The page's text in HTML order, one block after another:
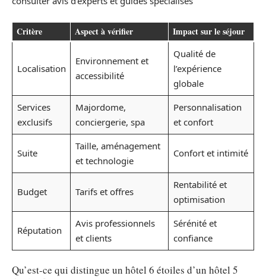
Critère Aspect à vérifier Impact sur le séjour
Localisation
Environnement et
accessibilité
Qualité de
l’expérience
globale
Services
exclusifs
Majordome,
conciergerie, spa
Personnalisation
et confort
Suite
Taille, aménagement
et technologie
Confort et intimité
Budget Tarifs et offres
Rentabilité et
optimisation
Réputation
Avis professionnels
et clients
Sérénité et
confiance
Qu’est-ce qui distingue un hôtel 6 étoiles d’un hôtel 5